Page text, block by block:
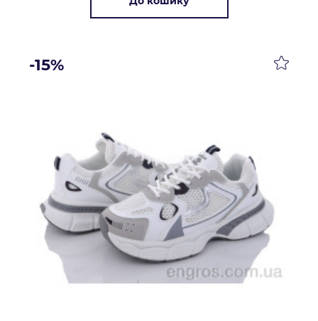
-15%